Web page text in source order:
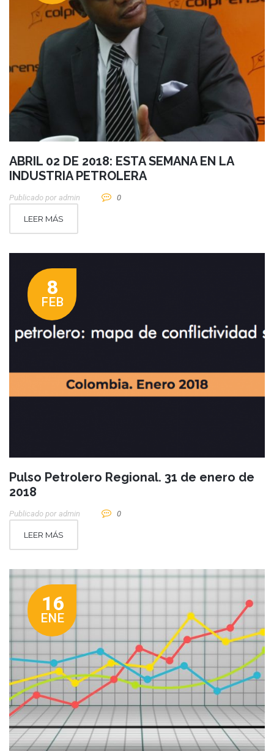
ABRIL 02 DE 2018: ESTA SEMANA EN LA
INDUSTRIA PETROLERA
Publicado por Admin 0
LEER MÁS
8
FEB
Pulso Petrolero Regional. 31 de enero de
2018
Publicado por Admin 0
LEER MÁS
16
ENE